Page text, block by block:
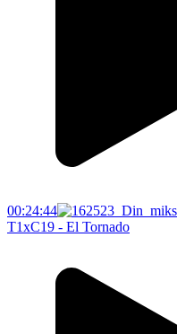
00:24:44
T1xC19 - El Tornado